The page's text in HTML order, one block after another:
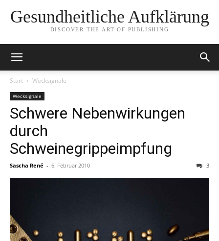
Gesundheitliche Aufklärung
DISCOVER THE ART OF PUBLISHING
Start Wecksignale
Wecksignale
Schwere Nebenwirkungen
durch
Schweinegrippeimpfung
Sascha René - 6. Februar 2010 3